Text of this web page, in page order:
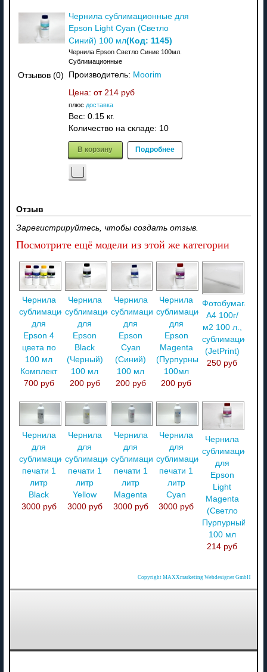
Отзывов (0)
Чернила сублимационные для
Epson Light Cyan (Светло
Синий) 100 мл(Код: 1145)
Чернила Epson Светло Синие 100мл.
Сублимационные
Производитель: Moorim
Цена: от 214 руб
плюс доставка
Вес: 0.15 кг.
Количество на складе: 10
В корзину Подробнее
Отзыв
Зарегистрируйтесь, чтобы создать отзыв.
Посмотрите ещё модели из этой же категории
Чернила
сублимационные
для
Epson 4
цвета по
100 мл
Комплект
700 руб
Чернила
сублимационные
для
Epson
Black
(Черный)
100 мл
200 руб
Чернила
сублимационные
для
Epson
Cyan
(Синий)
100 мл
200 руб
Чернила
сублимационные
для
Epson
Magenta
(Пурпурный)
100мл
200 руб
Фотобумага
A4 100г/
м2 100 л.,
(JetPrint)
250 руб
Чернила
для
сублимационной
печати 1
литр
Black
3000 руб
Чернила
для
сублимационной
печати 1
литр
Yellow
3000 руб
Чернила
для
сублимационной
печати 1
литр
Magenta
3000 руб
Чернила
для
сублимационной
печати 1
литр
Cyan
3000 руб
Чернила
для
Epson
Light
Magenta
(Светло
Пурпурный)
100 мл
214 руб
Copyright MAXXmarketing Webdesigner GmbH